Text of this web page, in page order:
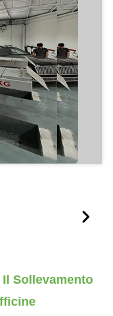
Sollevamento